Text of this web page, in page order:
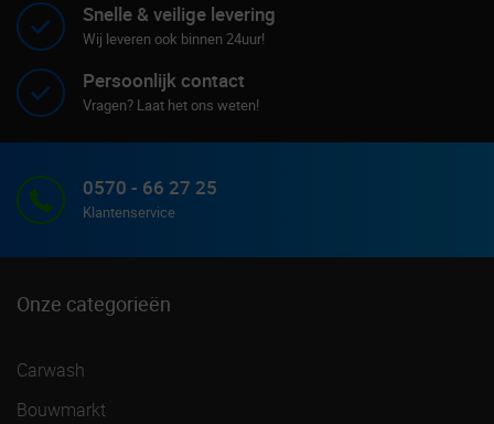
Snelle & veilige levering
Wij leveren ook binnen 24uur!
Persoonlijk contact
Vragen? Laat het ons weten!
0570 - 66 27 25
Klantenservice
Onze categorieën
Carwash
Bouwmarkt